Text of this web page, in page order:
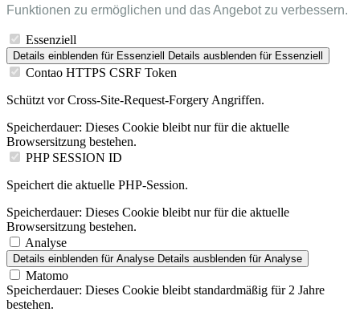
Funktionen zu ermöglichen und das Angebot zu verbessern.
Essenziell
Details einblenden für Essenziell Details ausblenden für Essenziell
Contao HTTPS CSRF Token
Schützt vor Cross-Site-Request-Forgery Angriffen.
Speicherdauer: Dieses Cookie bleibt nur für die aktuelle
Browsersitzung bestehen.
PHP SESSION ID
Speichert die aktuelle PHP-Session.
Speicherdauer: Dieses Cookie bleibt nur für die aktuelle
Browsersitzung bestehen.
Analyse
Details einblenden für Analyse Details ausblenden für Analyse
Matomo
Speicherdauer: Dieses Cookie bleibt standardmäßig für 2 Jahre
bestehen.